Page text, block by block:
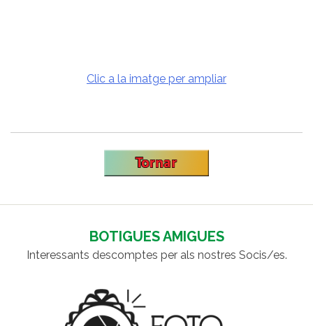
Clic a la imatge per ampliar
BOTIGUES AMIGUES
Interessants descomptes per als nostres Socis/es.